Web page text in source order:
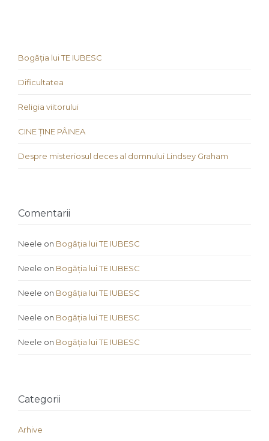
Bogăția lui TE IUBESC
Dificultatea
Religia viitorului
CINE ȚINE PÂINEA
Despre misteriosul deces al domnului Lindsey Graham
Comentarii
Neele on Bogăția lui TE IUBESC
Neele on Bogăția lui TE IUBESC
Neele on Bogăția lui TE IUBESC
Neele on Bogăția lui TE IUBESC
Neele on Bogăția lui TE IUBESC
Categorii
Arhive